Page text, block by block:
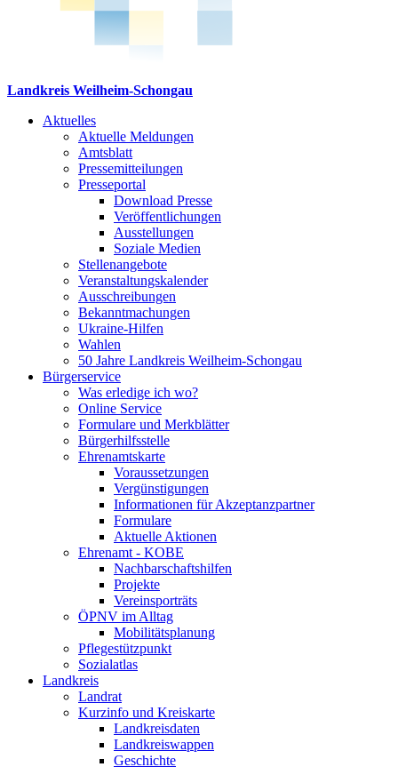
Landkreis Weilheim-Schongau
Aktuelles
Aktuelle Meldungen
Amtsblatt
Pressemitteilungen
Presseportal
Download Presse
Veröffentlichungen
Ausstellungen
Soziale Medien
Stellenangebote
Veranstaltungskalender
Ausschreibungen
Bekanntmachungen
Ukraine-Hilfen
Wahlen
50 Jahre Landkreis Weilheim-Schongau
Bürgerservice
Was erledige ich wo?
Online Service
Formulare und Merkblätter
Bürgerhilfsstelle
Ehrenamtskarte
Voraussetzungen
Vergünstigungen
Informationen für Akzeptanzpartner
Formulare
Aktuelle Aktionen
Ehrenamt - KOBE
Nachbarschaftshilfen
Projekte
Vereinsporträts
ÖPNV im Alltag
Mobilitätsplanung
Pflegestützpunkt
Sozialatlas
Landkreis
Landrat
Kurzinfo und Kreiskarte
Landkreisdaten
Landkreiswappen
Geschichte